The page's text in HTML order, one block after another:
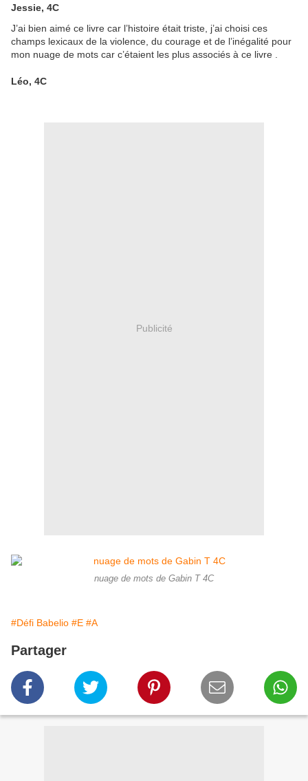
Jessie, 4C
J’ai bien aimé ce livre car l’histoire était triste, j’ai choisi ces
champs lexicaux de la violence, du courage et de l’inégalité pour
mon nuage de mots car c’étaient les plus associés à ce livre .
Léo, 4C
Publicité
nuage de mots de Gabin T 4C
#Défi Babelio #E #A
Partager